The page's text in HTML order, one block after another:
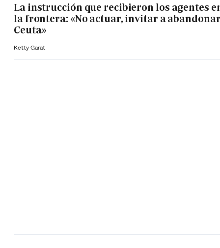
La instrucción que recibieron los agentes
la frontera: «No actuar, invitar a
Ceuta»
Ketty Garat